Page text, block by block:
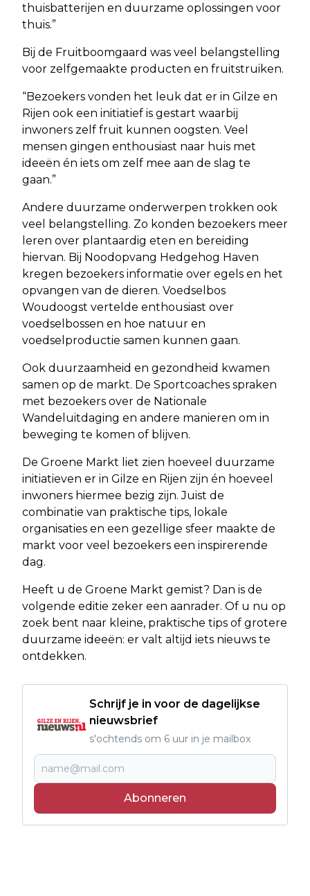
thuisbatterijen en duurzame oplossingen voor
thuis.”
Bij de Fruitboomgaard was veel belangstelling
voor zelfgemaakte producten en fruitstruiken.
“Bezoekers vonden het leuk dat er in Gilze en
Rijen ook een initiatief is gestart waarbij
inwoners zelf fruit kunnen oogsten. Veel
mensen gingen enthousiast naar huis met
ideeën én iets om zelf mee aan de slag te
gaan.”
Andere duurzame onderwerpen trokken ook
veel belangstelling. Zo konden bezoekers meer
leren over plantaardig eten en bereiding
hiervan. Bij Noodopvang Hedgehog Haven
kregen bezoekers informatie over egels en het
opvangen van de dieren. Voedselbos
Woudoogst vertelde enthousiast over
voedselbossen en hoe natuur en
voedselproductie samen kunnen gaan.
Ook duurzaamheid en gezondheid kwamen
samen op de markt. De Sportcoaches spraken
met bezoekers over de Nationale
Wandeluitdaging en andere manieren om in
beweging te komen of blijven.
De Groene Markt liet zien hoeveel duurzame
initiatieven er in Gilze en Rijen zijn én hoeveel
inwoners hiermee bezig zijn. Juist de
combinatie van praktische tips, lokale
organisaties en een gezellige sfeer maakte de
markt voor veel bezoekers een inspirerende
dag.
Heeft u de Groene Markt gemist? Dan is de
volgende editie zeker een aanrader. Of u nu op
zoek bent naar kleine, praktische tips of grotere
duurzame ideeën: er valt altijd iets nieuws te
ontdekken.
Schrijf je in voor de dagelijkse
nieuwsbrief
s'ochtends om 6 uur in je mailbox
Abonneren